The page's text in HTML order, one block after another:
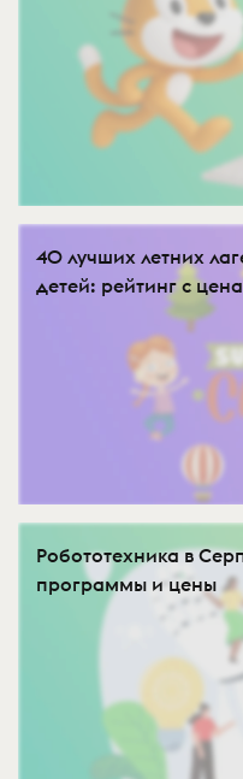
40 лучших летних
детей: рейтинг с
Робототехника в
программы и цены